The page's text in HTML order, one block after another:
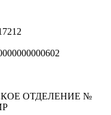
ОТДЕЛЕНИЕ №